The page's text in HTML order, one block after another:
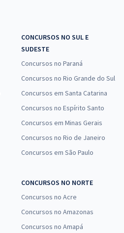
CONCURSOS NO SUL E
SUDESTE
Concursos no Paraná
Concursos no Rio Grande do Sul
Concursos em Santa Catarina
Concursos no Espírito Santo
Concursos em Minas Gerais
Concursos no Rio de Janeiro
Concursos em São Paulo
CONCURSOS NO NORTE
Concursos no Acre
Concursos no Amazonas
Concursos no Amapá